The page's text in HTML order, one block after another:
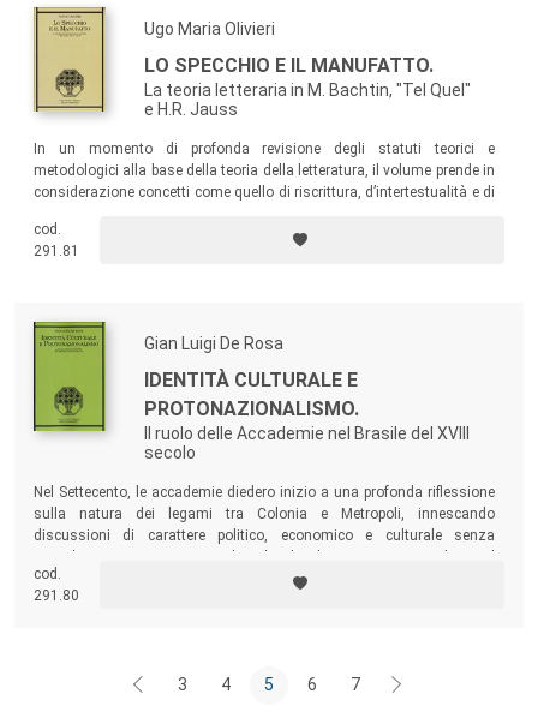
Ugo Maria Olivieri
LO SPECCHIO E IL MANUFATTO.
La teoria letteraria in M. Bachtin, "Tel Quel"
e H.R. Jauss
In un momento di profonda revisione degli statuti teorici e
metodologici alla base della teoria della letteratura, il volume prende in
considerazione concetti come quello di riscrittura, d’intertestualità e di
letteratura all’interno di una riflessione sul letterario nell’epoca della
società globale.
cod.
291.81
Gian Luigi De Rosa
IDENTITÀ CULTURALE E
PROTONAZIONALISMO.
Il ruolo delle Accademie nel Brasile del XVIII
secolo
Nel Settecento, le accademie diedero inizio a una profonda riflessione
sulla natura dei legami tra Colonia e Metropoli, innescando
discussioni di carattere politico, economico e culturale senza
fondamentale ruolo del movimento accademico per l’evoluzione
culturale brasiliana.
cod.
291.80
3 4 5 6 7